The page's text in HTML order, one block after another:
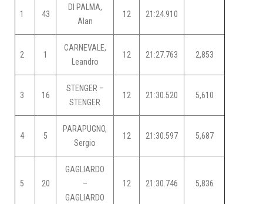
1 43
DI PALMA,
Alan
12 21:24.910
2 1
CARNEVALE,
Leandro
12 21:27.763 2,853
3 16
STENGER –
STENGER
12 21:30.520 5,610
4 5
PARAPUGNO,
Sergio
12 21:30.597 5,687
5 20
GAGLIARDO
–
GAGLIARDO
12 21:30.746 5,836